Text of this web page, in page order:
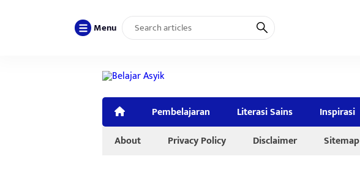
Menu
Pembelajaran Literasi Sains Inspirasi
About
Privacy Policy Disclaimer Sitemap